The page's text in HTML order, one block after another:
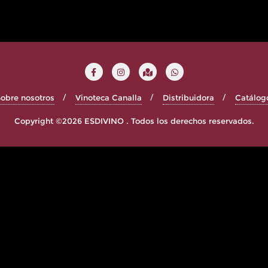
nosotros Vinoteca Canalla Distribuidora
Copyright ©2026 ESDIVINO . Todos los derechos reservados.